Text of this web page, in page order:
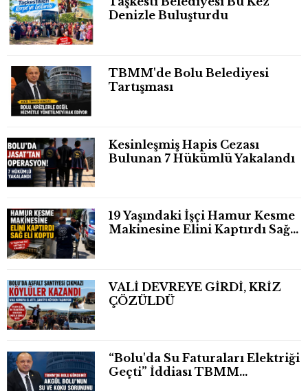
Denizle Buluşturdu
TBMM'de Bolu Belediyesi
Tartışması
Kesinleşmiş Hapis Cezası
Bulunan 7 Hükümlü Yakalandı
19 Yaşındaki İşçi Hamur Kesme
Makinesine Elini Kaptırdı Sağ
VALİ DEVREYE GİRDİ, KRİZ
ÇÖZÜLDÜ
“Bolu'da Su Faturaları Elektriği
Geçti” İddiası TBMM